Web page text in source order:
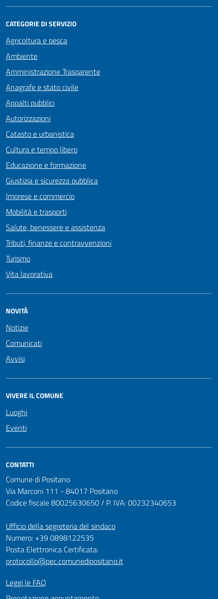
CATEGORIE DI SERVIZIO
Agricoltura e pesca
Ambiente
Amministrazione Trasparente
Anagrafe e stato civile
Appalti pubblici
Autorizzazioni
Catasto e urbanistica
Cultura e tempo libero
Educazione e formazione
Giustizia e sicurezza pubblica
Imprese e commercio
Mobilità e trasporti
Salute, benessere e assistenza
Tributi, finanze e contravvenzioni
Turismo
Vita lavorativa
NOVITÀ
Notizie
Comunicati
Avvisi
VIVERE IL COMUNE
Luoghi
Eventi
CONTATTI
Comune di Positano
Via Marconi 111 - 84017 Positano
Codice fiscale 80025630650 / P. IVA: 00232340653
Ufficio della segreteria del sindaco
Numero: +39 0898122535
Posta Elettronica Certificata:
protocollo@pec.comunedipositano.it
Leggi le FAQ